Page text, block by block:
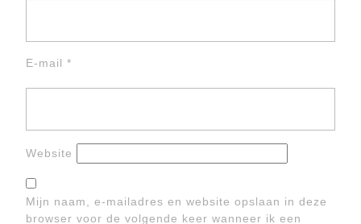
E-mail *
Website
Mijn naam, e-mailadres en website opslaan in deze
browser voor de volgende keer wanneer ik een